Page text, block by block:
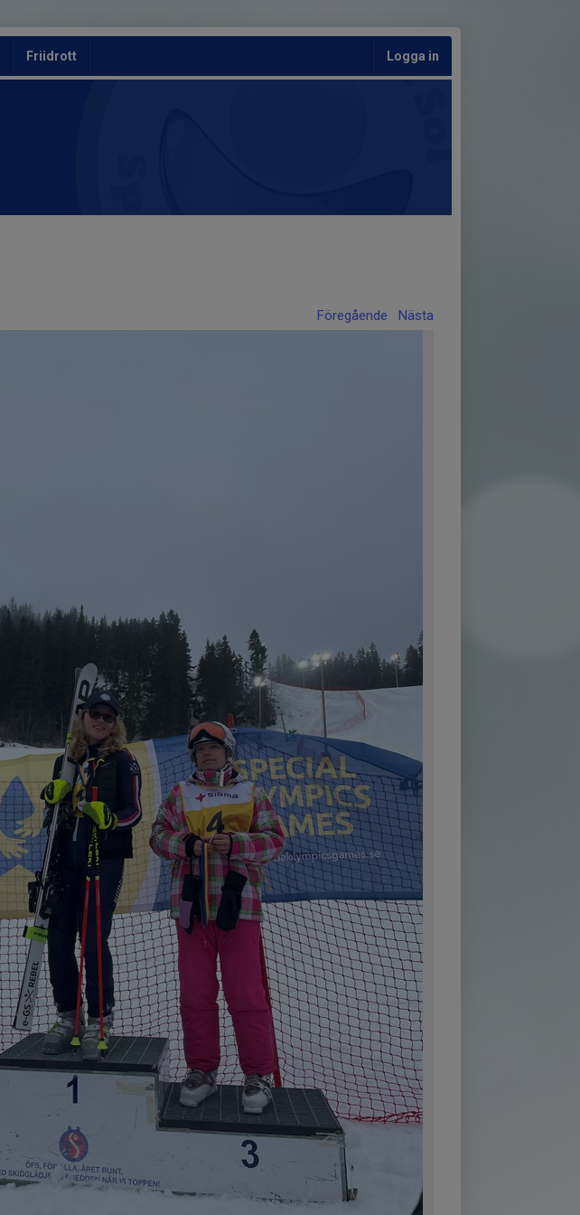
Friidrott Logga in
Föregående Nästa